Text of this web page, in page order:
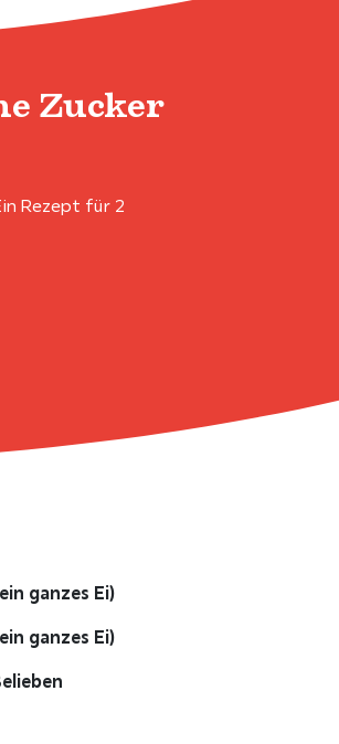
Zucker
Rezept für 2
ganzes Ei)
ganzes Ei)